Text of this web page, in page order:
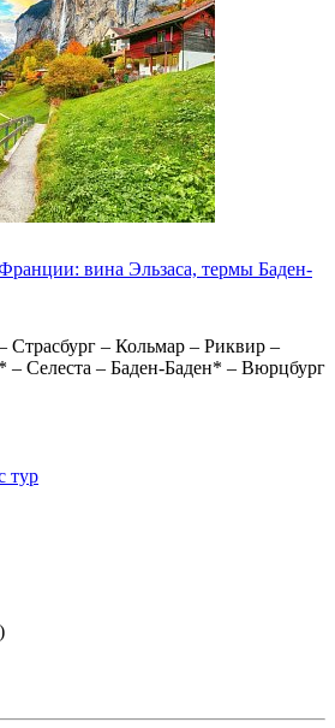
вина Эльзаса, термы Баден-
– Кольмар – Риквир –
– Селеста – Баден-Баден* – Вюрцбург
тур